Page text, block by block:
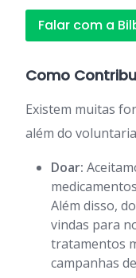
Falar com a
Como
Existem muitas
além do
Doar:
Além disso,
vindas para
tratamentos
campanhas